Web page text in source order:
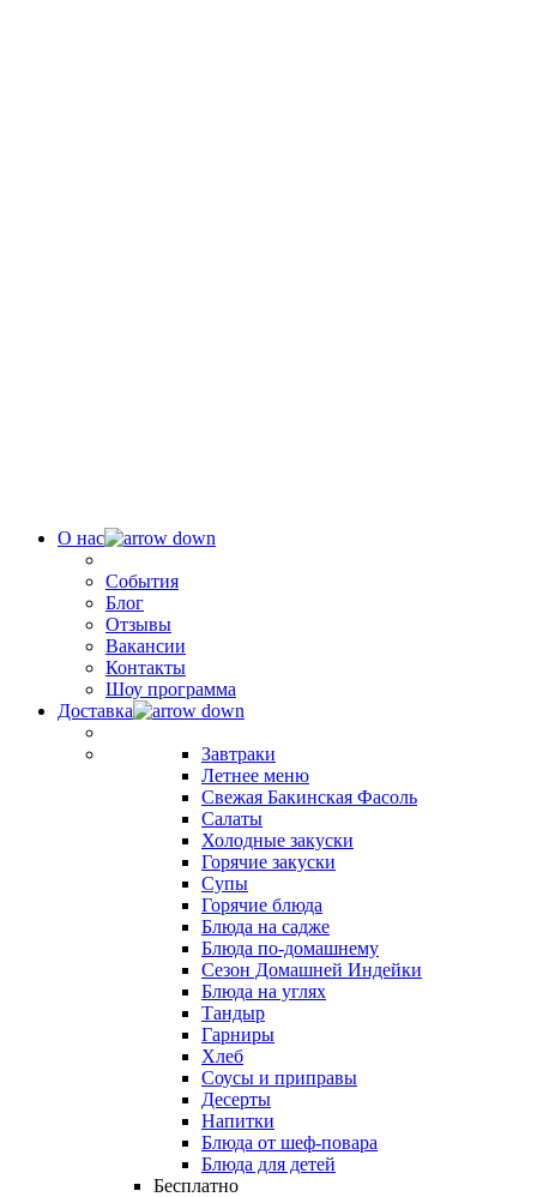
О нас
События
Блог
Отзывы
Вакансии
Контакты
Шоу программа
Доставка
Завтраки
Летнее меню
Свежая Бакинская Фасоль
Салаты
Холодные закуски
Горячие закуски
Супы
Горячие блюда
Блюда на садже
Блюда по-домашнему
Сезон Домашней Индейки
Блюда на углях
Тандыр
Гарниры
Хлеб
Соусы и приправы
Десерты
Напитки
Блюда от шеф-повара
Блюда для детей
Бесплатно